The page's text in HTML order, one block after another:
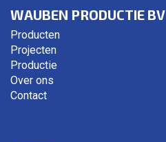
WAUBEN PRODUCTIE BV
Producten
Projecten
Productie
Over ons
Contact